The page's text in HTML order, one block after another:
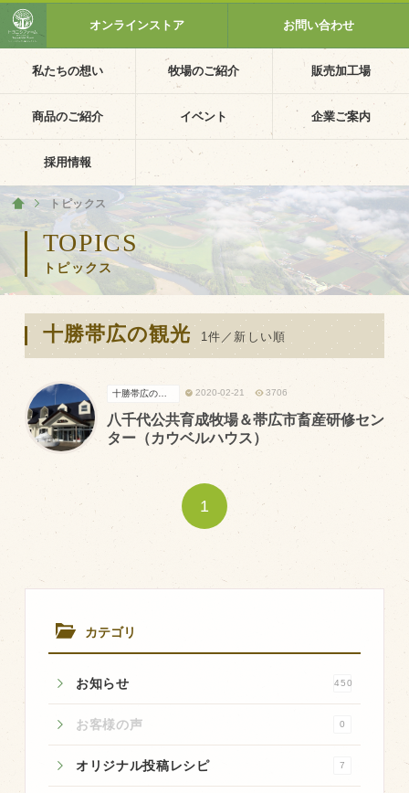
私たちの想い 牧場のご紹介 販売加工場
商品のご紹介 イベント 企業ご案内
採用情報
オンラインストア お問い合わせ
TOPICS
トピックス
ホーム
トピックス
カテゴリ
お知らせ 450
お客様の声 0
オリジナル投稿レシピ 7
十勝帯広の観光 1件／新しい順
2020-02-21 3706
八千代公共育成牧場＆帯広市畜産研修セン
ター（カウベルハウス）
十勝帯広の観光
1
ホーム
私たちの想い
PV動画
イベントカレンダー
イベント一覧
採用情報
企業ご案内
会社概要・沿革
個人情報保護方針
お知らせ
お客様の声
オリジナル投稿レシピ
十勝帯広の観光
採用情報
blog
牧場の仕事
その他
牧場のご紹介